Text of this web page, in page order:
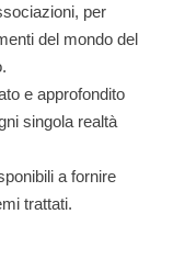
per
del mondo del
e approfondito
singola realtà
a fornire
trattati.